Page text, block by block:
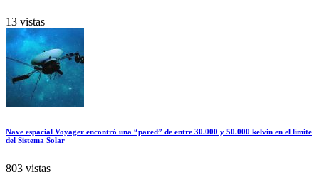
13 vistas
Nave espacial Voyager encontró una “pared” de entre 30.000 y 50.000 kelvin en el límite
del Sistema Solar
803 vistas